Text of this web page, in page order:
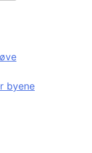
byene